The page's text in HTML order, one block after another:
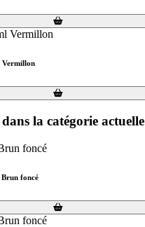
Vermillon
la catégorie actuelle
Brun foncé